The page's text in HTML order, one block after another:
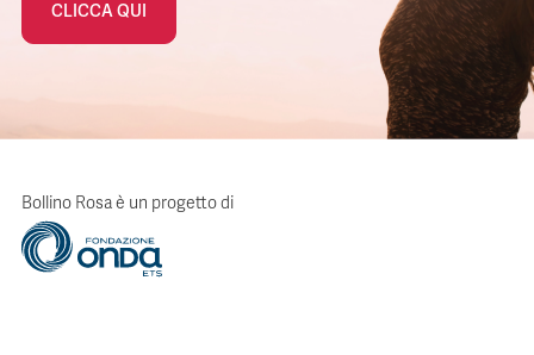
CLICCA QUI
Bollino Rosa è un progetto di